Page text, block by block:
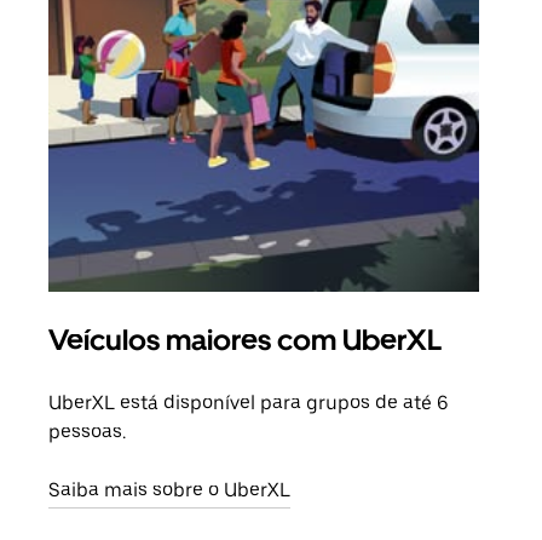
Veículos maiores com UberXL
UberXL está disponível para grupos de até 6
pessoas.
Saiba mais sobre o UberXL